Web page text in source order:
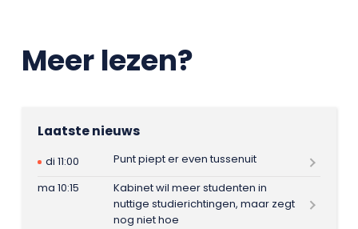
Meer lezen?
Laatste nieuws
di 11:00
Punt piept er even tussenuit
ma 10:15
Kabinet wil meer studenten in
nuttige studierichtingen, maar zegt
nog niet hoe